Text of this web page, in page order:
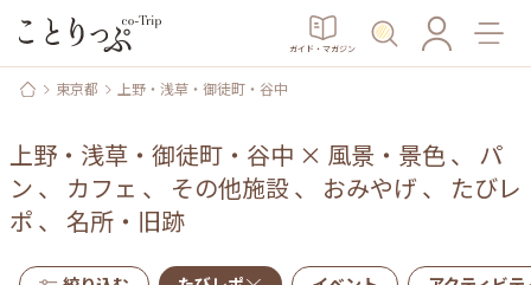
ガイド・マガジン
東京都 上野・浅草・御徒町・谷中
上野・浅草・御徒町・谷中 × 風景・景色、 パ
ン 、 カフェ 、 その他施設、 おみやげ 、 たびレ
ポ 、 名所・旧跡